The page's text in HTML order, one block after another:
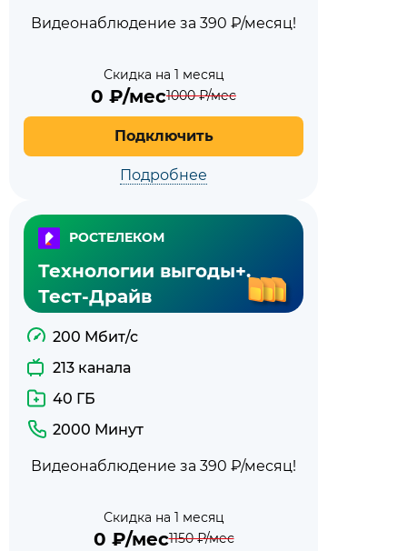
Видеонаблюдение за 390 ₽/месяц!
Скидка на 1 месяц
0 ₽/мес1000₽/мес
Подключить
Подробнее
РОСТЕЛЕКОМ
Технологии выгоды+.
Тест-Драйв
200 Мбит/с
213 канала
40 ГБ
2000 Минут
Видеонаблюдение за 390 ₽/месяц!
Скидка на 1 месяц
0 ₽/мес1150₽/мес